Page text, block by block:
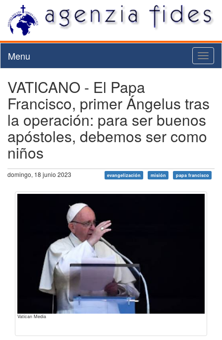
Menu
VATICANO - El Papa
Francisco, primer Ángelus tras
la operación: para ser buenos
apóstoles, debemos ser como
niños
domingo, 18 junio 2023 evangelización misión papa francisco
Vatican Media